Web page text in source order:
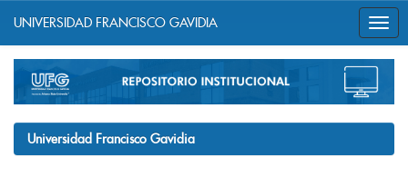
navigation
UNIVERSIDAD FRANCISCO GAVIDIA
Universidad Francisco Gavidia